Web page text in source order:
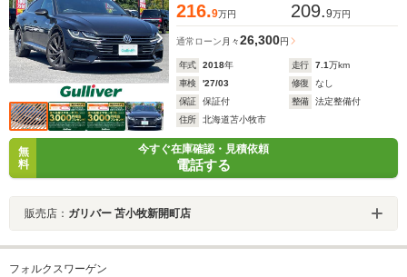
216.9万円 209.9万円
通常ローン 月々26,300円
年式 2018年 走行 7.1万km
車検
'27/03 修復
なし
保証
保証付 整備
法定整備付
住所
北海道苫小牧市
無
料
今すぐ在庫確認・見積依頼
電話する
販売店： ガリバー 苫小牧新開町店
フォルクスワーゲン